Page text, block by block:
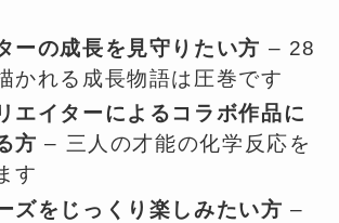
ーの成長を見守りたい方 – 28
かれる成長物語は圧巻です
エイターによるコラボ作品に
方 – 三人の才能の化学反応を
す
ズをじっくり楽しみたい方 –